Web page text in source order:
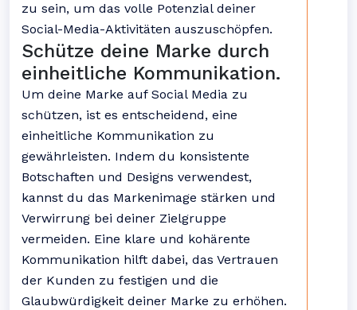
zu sein, um das volle Potenzial deiner
Social-Media-Aktivitäten auszuschöpfen.
Schütze deine Marke durch
einheitliche Kommunikation.
Um deine Marke auf Social Media zu
schützen, ist es entscheidend, eine
einheitliche Kommunikation zu
gewährleisten. Indem du konsistente
Botschaften und Designs verwendest,
kannst du das Markenimage stärken und
Verwirrung bei deiner Zielgruppe
vermeiden. Eine klare und kohärente
Kommunikation hilft dabei, das Vertrauen
der Kunden zu festigen und die
Glaubwürdigkeit deiner Marke zu erhöhen.